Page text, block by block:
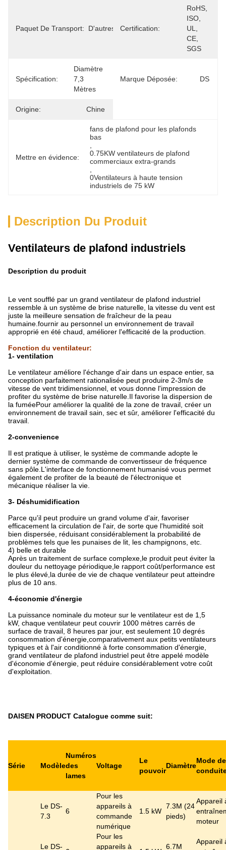
Paquet De Transport: D'autres Certification:
RoHS,
ISO,
UL,
CE,
SGS
Spécification:
Diamètre
7,3
Mètres
Marque Déposée: DS
Origine: Chine
Mettre en évidence:
fans de plafond pour les plafonds
bas
0.75KW ventilateurs de plafond
commerciaux extra-grands
0Ventilateurs à haute tension
industriels de 75 kW
Description Du Produit
Ventilateurs de plafond industriels
Description du produit
Le vent soufflé par un grand ventilateur de plafond industriel
ressemble à un système de brise naturelle, la vitesse du vent est
juste la meilleure sensation de fraîcheur de la peau
humaine.fournir au personnel un environnement de travail
approprié en été chaud, améliorer l'efficacité de la production.
Fonction du ventilateur:
1- ventilation
Le ventilateur améliore l'échange d'air dans un espace entier, sa
conception parfaitement rationalisée peut produire 2-3m/s de
vitesse de vent tridimensionnel, et vous donne l'impression de
profiter du système de brise naturelle.Il favorise la dispersion de
la fuméePour améliorer la qualité de la zone de travail, créer un
environnement de travail sain, sec et sûr, améliorer l'efficacité du
travail.
2-convenience
Il est pratique à utiliser, le système de commande adopte le
dernier système de commande de convertisseur de fréquence
sans pôle.L'interface de fonctionnement humanisé vous permet
également de profiter de la beauté de l'électronique et
mécanique réaliser la vie.
3- Déshumidification
Parce qu'il peut produire un grand volume d'air, favoriser
efficacement la circulation de l'air, de sorte que l'humidité soit
bien dispersée, réduisant considérablement la probabilité de
problèmes tels que les punaises de lit, les champignons, etc.
4) belle et durable
Après un traitement de surface complexe,le produit peut éviter la
douleur du nettoyage périodique,le rapport coût/performance est
le plus élevé,la durée de vie de chaque ventilateur peut atteindre
plus de 10 ans.
4-économie d'énergie
La puissance nominale du moteur sur le ventilateur est de 1,5
kW, chaque ventilateur peut couvrir 1000 mètres carrés de
surface de travail, 8 heures par jour, est seulement 10 degrés
consommation d'énergie,comparativement aux petits ventilateurs
typiques et à l'air conditionné à forte consommation d'énergie,
grand ventilateur de plafond industriel peut être appelé modèle
d'économie d'énergie, peut réduire considérablement votre coût
d'exploitation.
DAISEN PRODUCT Catalogue comme suit:
Série Modèle
Numéros
des
lames
Voltage
Le
pouvoir
Diamètre
Mode de
Le DS-
7.3
6
Pour les
appareils à
commande
numérique
1.5 kW
7.3M (24
pieds)
Appareil
moteur
Le DS-
Pour les
appareils à
6.7M
Appareil